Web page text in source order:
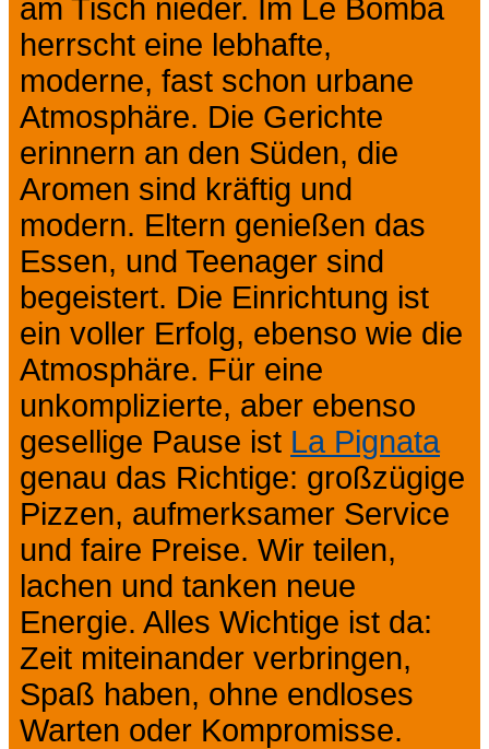
am Tisch nieder. Im Le Bomba
herrscht eine lebhafte,
moderne, fast schon urbane
Atmosphäre. Die Gerichte
erinnern an den Süden, die
Aromen sind kräftig und
modern. Eltern genießen das
Essen, und Teenager sind
begeistert. Die Einrichtung ist
ein voller Erfolg, ebenso wie die
Atmosphäre. Für eine
unkomplizierte, aber ebenso
gesellige Pause ist La Pignata
genau das Richtige: großzügige
Pizzen, aufmerksamer Service
und faire Preise. Wir teilen,
lachen und tanken neue
Energie. Alles Wichtige ist da:
Zeit miteinander verbringen,
Spaß haben, ohne endloses
Warten oder Kompromisse.